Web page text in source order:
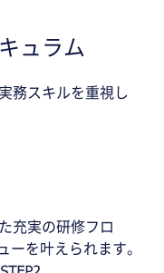
ュラム
務スキルを重視し
充実の研修フロ
ーを叶えられます。